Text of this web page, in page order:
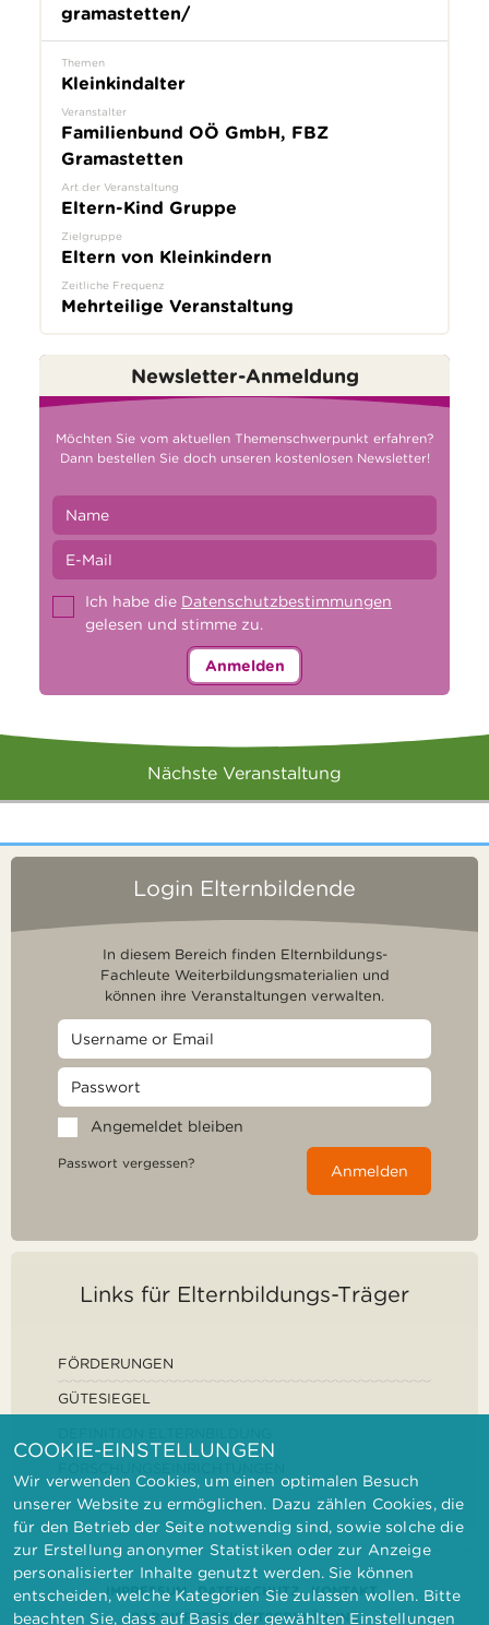
gramastetten/
Themen
Kleinkindalter
Veranstalter
Familienbund OÖ GmbH, FBZ
Gramastetten
Art der Veranstaltung
Eltern-Kind Gruppe
Zielgruppe
Eltern von Kleinkindern
Zeitliche Frequenz
Mehrteilige Veranstaltung
Newsletter-Anmeldung
Möchten Sie vom aktuellen Themenschwerpunkt erfahren?
Dann bestellen Sie doch unseren kostenlosen Newsletter!
Ich habe die Datenschutzbestimmungen
gelesen und stimme zu.
Anmelden
Nächste Veranstaltung
Login Elternbildende
In diesem Bereich finden Elternbildungs-
Fachleute Weiterbildungsmaterialien und
können ihre Veranstaltungen verwalten.
Angemeldet bleiben
Passwort vergessen? Anmelden
Links für Elternbildungs-Träger
FÖRDERUNGEN
GÜTESIEGEL
IMPRESSUM DATENSCHUTZ
KONTAKT
BARRIEREFREIHEITSERKLÄRUNG
COOKIE-EINSTELLUNGEN
Wir verwenden Cookies, um einen optimalen Besuch
unserer Website zu ermöglichen. Dazu zählen Cookies, die
für den Betrieb der Seite notwendig sind, sowie solche die
zur Erstellung anonymer Statistiken oder zur Anzeige
personalisierter Inhalte genutzt werden. Sie können
entscheiden, welche Kategorien Sie zulassen wollen. Bitte
beachten Sie, dass auf Basis der gewählten Einstellungen